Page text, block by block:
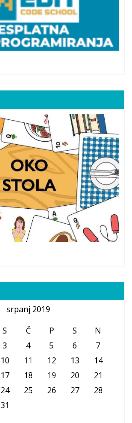
srpanj 2019
S Č P S N
3 4 5 6
7
10 11 12 13
14
17 18 19 20
21
24 25 26 27
28
31